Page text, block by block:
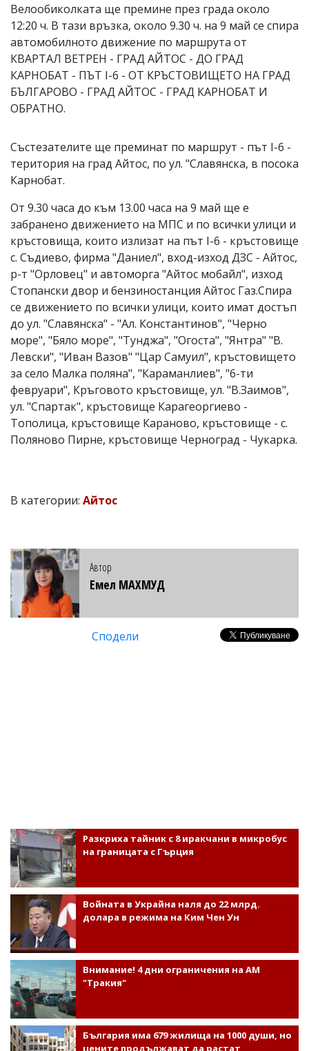
ни!
Велообиколката ще премине през града около
12:20 ч. В тази връзка, около 9.30 ч. на 9 май се спира
автомобилното движение по маршрута от
КВАРТАЛ ВЕТРЕН - ГРАД АЙТОС - ДО ГРАД
КАРНОБАТ - ПЪТ І-6 - ОТ КРЪСТОВИЩЕТО НА ГРАД
БЪЛГАРОВО - ГРАД АЙТОС - ГРАД КАРНОБАТ И
ОБРАТНО.
Състезателите ще преминат по маршрут - път І-6 -
територия на град Айтос, по ул. "Славянска, в посока
Карнобат.
От 9.30 часа до към 13.00 часа на 9 май ще е
забранено движението на МПС и по всички улици и
кръстовища, които излизат на път І-6 - кръстовище
с. Съдиево, фирма "Даниел", вход-изход ДЗС - Айтос,
р-т "Орловец" и автоморга "Айтос мобайл", изход
Стопански двор и бензиностанция Айтос Газ.Спира
се движението по всички улици, които имат достъп
до ул. "Славянска" - "Ал. Константинов", "Черно
море", "Бяло море", "Тунджа", "Огоста", "Янтра" "В.
Левски", "Иван Вазов" "Цар Самуил", кръстовището
за село Малка поляна", "Караманлиев", "6-ти
февруари", Кръговото кръстовище, ул. "В.Заимов",
ул. "Спартак", кръстовище Карагеоргиево -
Тополица, кръстовище Караново, кръстовище - с.
Поляново Пирне, кръстовище Черноград - Чукарка.
В категории: Айтос
Автор
Емел МАХМУД
Сподели
Разкриха тайник с 8 иракчани в микробус
на границата с Гърция
Войната в Украйна наля до 22 млрд.
долара в режима на Ким Чен Ун
Внимание! 4 дни ограничения на АМ
"Тракия"
България има 679 жилища на 1000 души, но
цените продължават да растат